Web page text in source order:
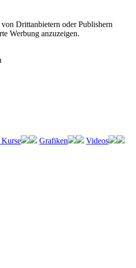
Drittanbietern oder Publishern
Werbung anzuzeigen.
Grafiken
Videos